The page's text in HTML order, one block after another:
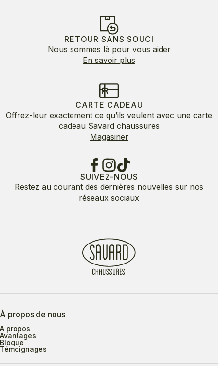
RETOUR SANS SOUCI
Nous sommes là pour vous aider
En savoir plus
CARTE CADEAU
Offrez-leur exactement ce qu’ils veulent avec une carte
cadeau Savard chaussures
Magasiner
SUIVEZ-NOUS
Restez au courant des dernières nouvelles sur nos
réseaux sociaux
À propos de nous
À propos
Avantages
Blogue
Témoignages